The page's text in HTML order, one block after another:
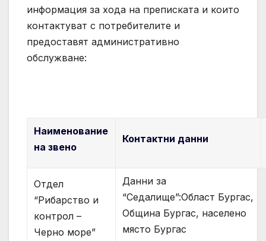
информация за хода на преписката и които
контактуват с потребителите и
предоставят административно
обслужване:
Наименование
на звено
Контактни данни
Отдел
“Рибарство и
контрол –
Черно море”
Данни за
“Седалище”:Област Бургас,
Община Бургас, населено
място Бургас